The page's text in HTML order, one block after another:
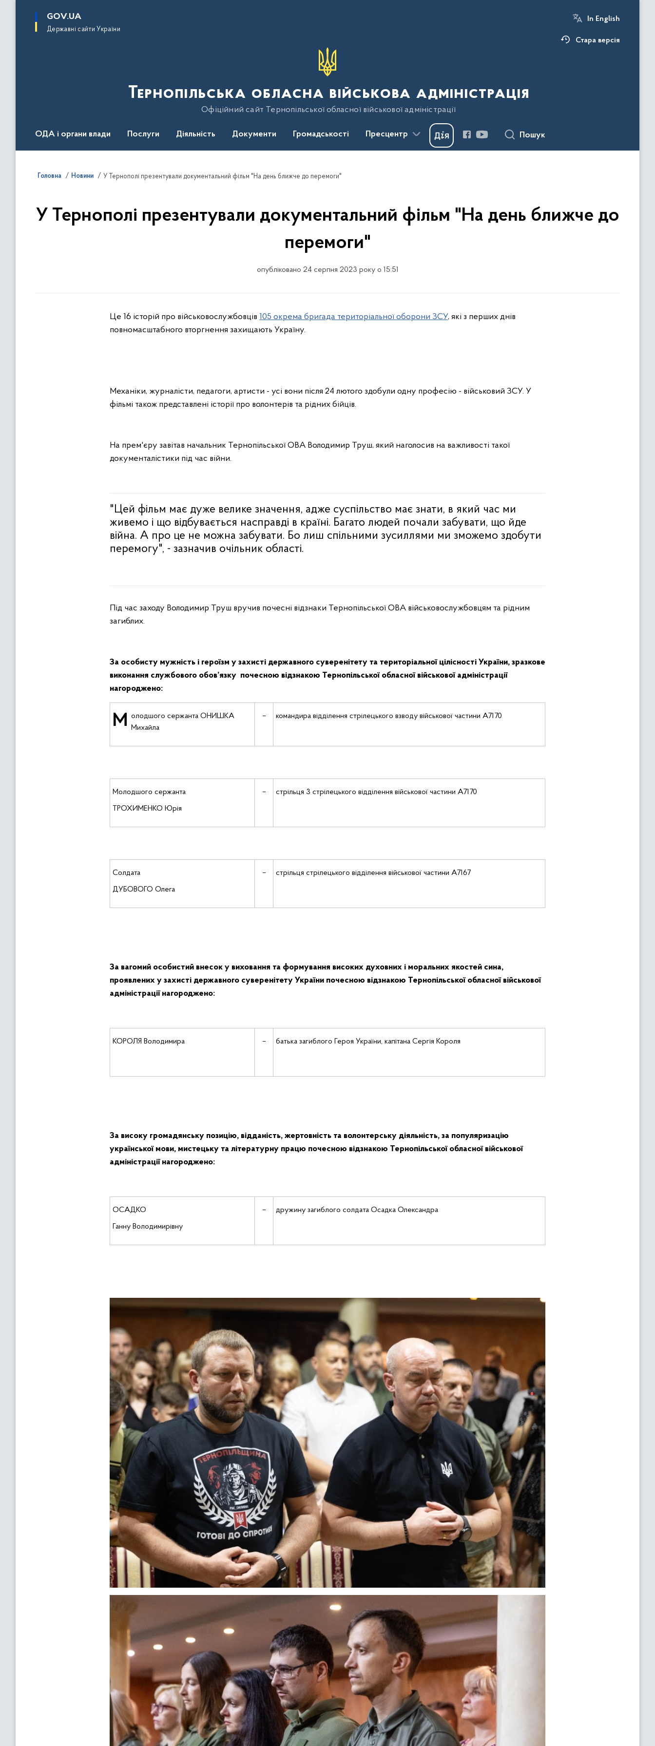
основного
GOV.UA
Державні сайти України
In English
Стара версія
Тернопільська обласна військова адміністрація
Офіційний сайт Тернопільської обласної військової адміністрації
ОДА і органи влади Послуги Діяльність Документи Громадськості Пресцентр Пошук
Головна Новини У Тернополі презентували документальний фільм "На день ближче до перемоги"
У Тернополі презентували документальний фільм "На день ближче до
перемоги"
опубліковано 24 серпня 2023 року о 15:51
Це 16 історій про військовослужбовців 105 окрема бригада територіальної оборони ЗСУ, які з перших днів
повномасштабного вторгнення захищають Україну.
Механіки, журналісти, педагоги, артисти - усі вони після 24 лютого здобули одну професію - військовий ЗСУ. У
фільмі також представлені історії про волонтерів та рідних бійців.
На прем'єру завітав начальник Тернопільської ОВА Володимир Труш, який наголосив на важливості такої
документалістики під час війни.
"Цей фільм має дуже велике значення, адже суспільство має знати, в який час ми
живемо і що відбувається насправді в країні. Багато людей почали забувати, що йде
війна. А про це не можна забувати. Бо лиш спільними зусиллями ми зможемо здобути
перемогу", - зазначив очільник області.
Під час заходу Володимир Труш вручив почесні відзнаки Тернопільської ОВА військовослужбовцям та рідним
загиблих.
За особисту мужність і героїзм у захисті державного суверенітету та територіальної цілісності України, зразкове
виконання службового обов’язку почесною відзнакою Тернопільської обласної військової адміністрації
нагороджено:
Молодшого сержанта ОНИШКА Михайла
– командира відділення стрілецького взводу військової частини А7170
Молодшого сержанта
ТРОХИМЕНКО Юрія
– стрільця 3 стрілецького відділення військової частини А7170
Солдата
ДУБОВОГО Олега
– стрільця стрілецького відділення військової частини А7167
За вагомий особистий внесок у виховання та формування високих духовних і моральних якостей сина,
проявлених у захисті державного суверенітету України почесною відзнакою Тернопільської обласної військової
адміністрації нагороджено:
КОРОЛЯ Володимира – батька загиблого Героя України, капітана Сергія Короля
За високу громадянську позицію, відданість, жертовність та волонтерську діяльність, за популяризацію
української мови, мистецьку та літературну працю почесною відзнакою Тернопільської обласної військової
адміністрації нагороджено:
ОСАДКО
Ганну Володимирівну
– дружину загиблого солдата Осадка Олександра